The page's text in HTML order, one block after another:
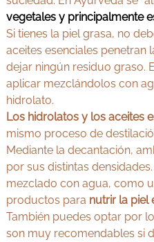
vegetales y principalmente
Si tienes la piel grasa, no
aceites esenciales penetran
dejar ningún residuo graso.
aplicar mezclándolos con
hidrolato.
Los hidrolatos y los aceites
mismo proceso de
Mediante la decantación,
por sus distintas
mezclado con agua, como
productos para nutrir la piel
También puedes optar por
son muy recomendables si